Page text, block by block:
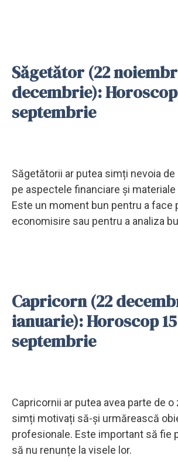
Săgetător (22
decembrie): Horoscop
septembrie
Săgetătorii ar putea simți nevoia
pe aspectele financiare și materiale
Este un moment bun pentru a face
economisire sau pentru a analiza
Capricorn (22
ianuarie): Horoscop 15
septembrie
Capricornii ar putea avea parte de
simți motivați să-și urmărească
profesionale. Este important să fie
să nu renunțe la visele lor.